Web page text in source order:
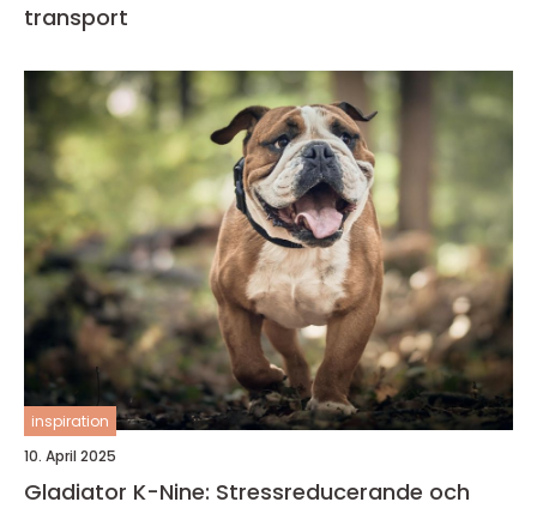
transport
inspiration
10. April 2025
Gladiator K-Nine: Stressreducerande och